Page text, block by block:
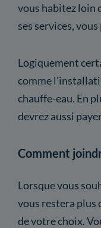
vous habitez loin
ses services,
Logiquement
comme
chauffe-eau. En
devrez aussi
Comment
Lorsque vous
vous restera plus
de votre choix.